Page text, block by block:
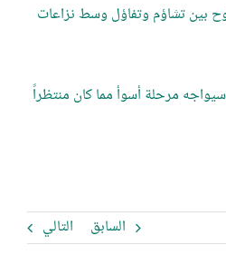
السابق التالي
بين تشاؤم وتفاؤل وسط نزاعات
سيواجه مرحلة أسوأ مما كان منتظراً